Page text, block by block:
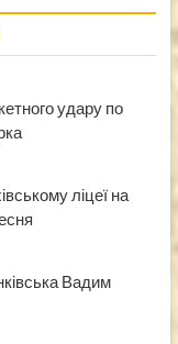
удару по
ліцеї на
Вадим